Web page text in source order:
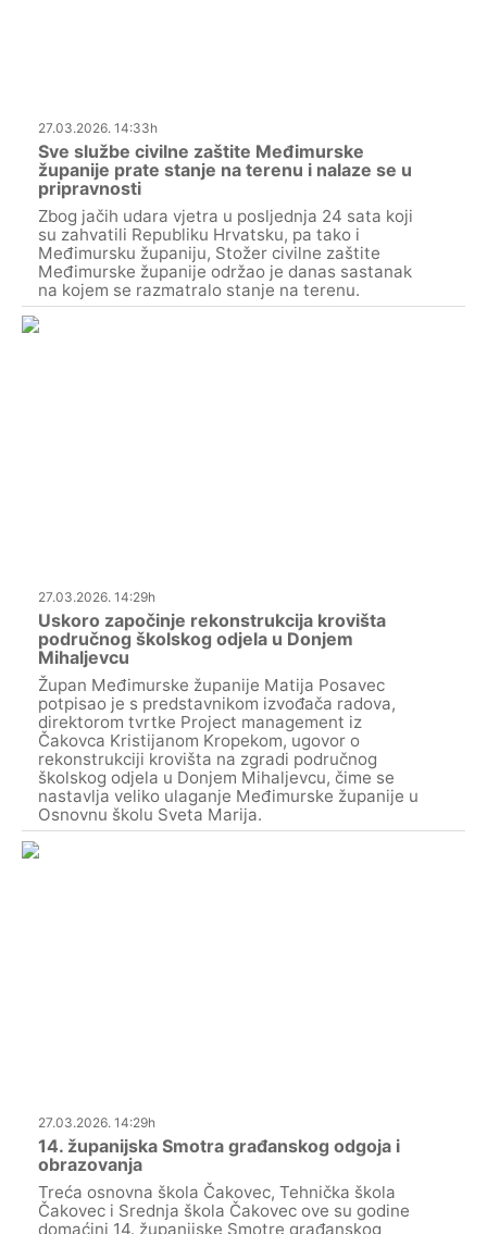
27.03.2026. 14:33h
Sve službe civilne zaštite Međimurske
županije prate stanje na terenu i nalaze se u
pripravnosti
Zbog jačih udara vjetra u posljednja 24 sata koji
su zahvatili Republiku Hrvatsku, pa tako i
Međimursku županiju, Stožer civilne zaštite
Međimurske županije održao je danas sastanak
na kojem se razmatralo stanje na terenu.
27.03.2026. 14:29h
Uskoro započinje rekonstrukcija krovišta
područnog školskog odjela u Donjem
Mihaljevcu
Župan Međimurske županije Matija Posavec
potpisao je s predstavnikom izvođača radova,
direktorom tvrtke Project management iz
Čakovca Kristijanom Kropekom, ugovor o
rekonstrukciji krovišta na zgradi područnog
školskog odjela u Donjem Mihaljevcu, čime se
nastavlja veliko ulaganje Međimurske županije u
Osnovnu školu Sveta Marija.
27.03.2026. 14:29h
14. županijska Smotra građanskog odgoja i
obrazovanja
Treća osnovna škola Čakovec, Tehnička škola
Čakovec i Srednja škola Čakovec ove su godine
domaćini 14. županijske Smotre građanskog